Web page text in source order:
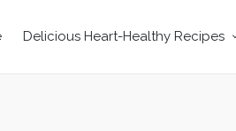
Delicious Heart-Healthy Recipes